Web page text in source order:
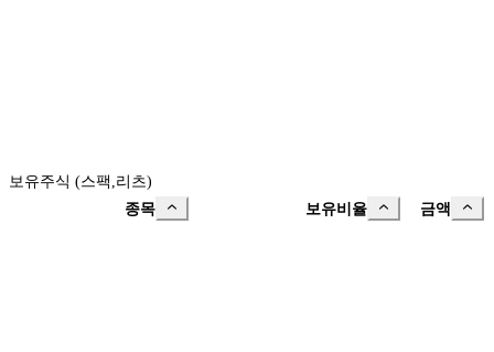
보유주식 (스팩,리츠)
종목
보유비율 금액